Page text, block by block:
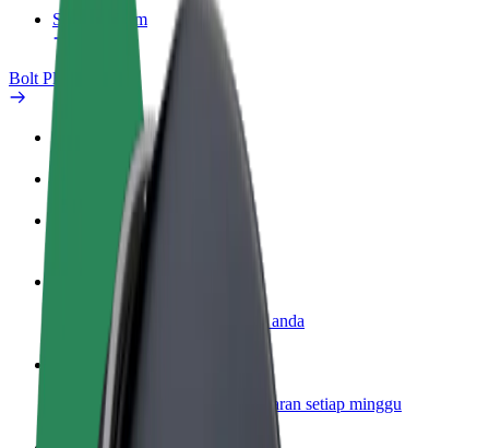
Soalan Lazim
Bolt Plus
Cara menyertai
Soalan Lazim
Jadi pemandu
Jana pendapatan mengikut cara anda
Jadi kurier
Hantar makanan dan terima bayaran setiap minggu